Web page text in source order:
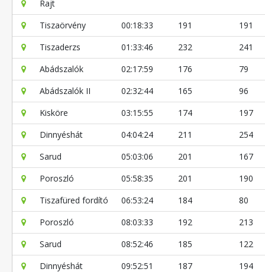
Rajt
Tiszaörvény
00:18:33 191
191
Tiszaderzs
01:33:46 232
241
Abádszalók
02:17:59 176
79
Abádszalók II
02:32:44 165
96
Kisköre
03:15:55 174
197
Dinnyéshát
04:04:24 211
254
Sarud
05:03:06 201
167
Poroszló
05:58:35 201
190
Tiszafüred fordító
06:53:24 184
80
Poroszló
08:03:33 192
213
Sarud
08:52:46 185
122
Dinnyéshát
09:52:51 187
194